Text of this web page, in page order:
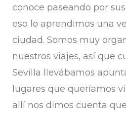
conoce paseando por
eso lo aprendimos una
ciudad. Somos muy
nuestros viajes, así que
Sevilla llevábamos
lugares que queríamos
allí nos dimos cuenta